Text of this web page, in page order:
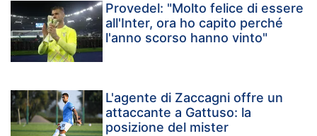
Provedel: "Molto felice di essere
all'Inter, ora ho capito perché
l'anno scorso hanno vinto"
L'agente di Zaccagni offre un
attaccante a Gattuso: la
posizione del mister